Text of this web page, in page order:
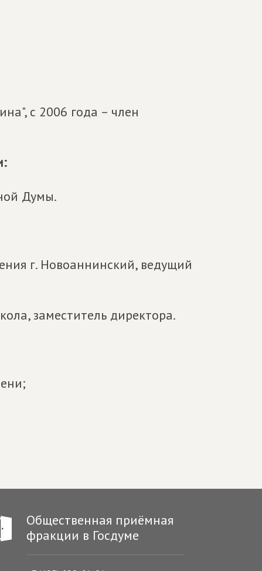
с 2006 года – член
Думы.
г. Новоаннинский, ведущий
заместитель директора.
Общественная приёмная
фракции в Госдуме